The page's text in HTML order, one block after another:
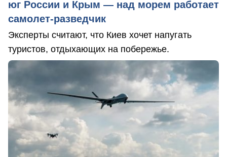
юг России и Крым — над морем работает
самолет-разведчик
Эксперты считают, что Киев хочет напугать
туристов, отдыхающих на побережье.